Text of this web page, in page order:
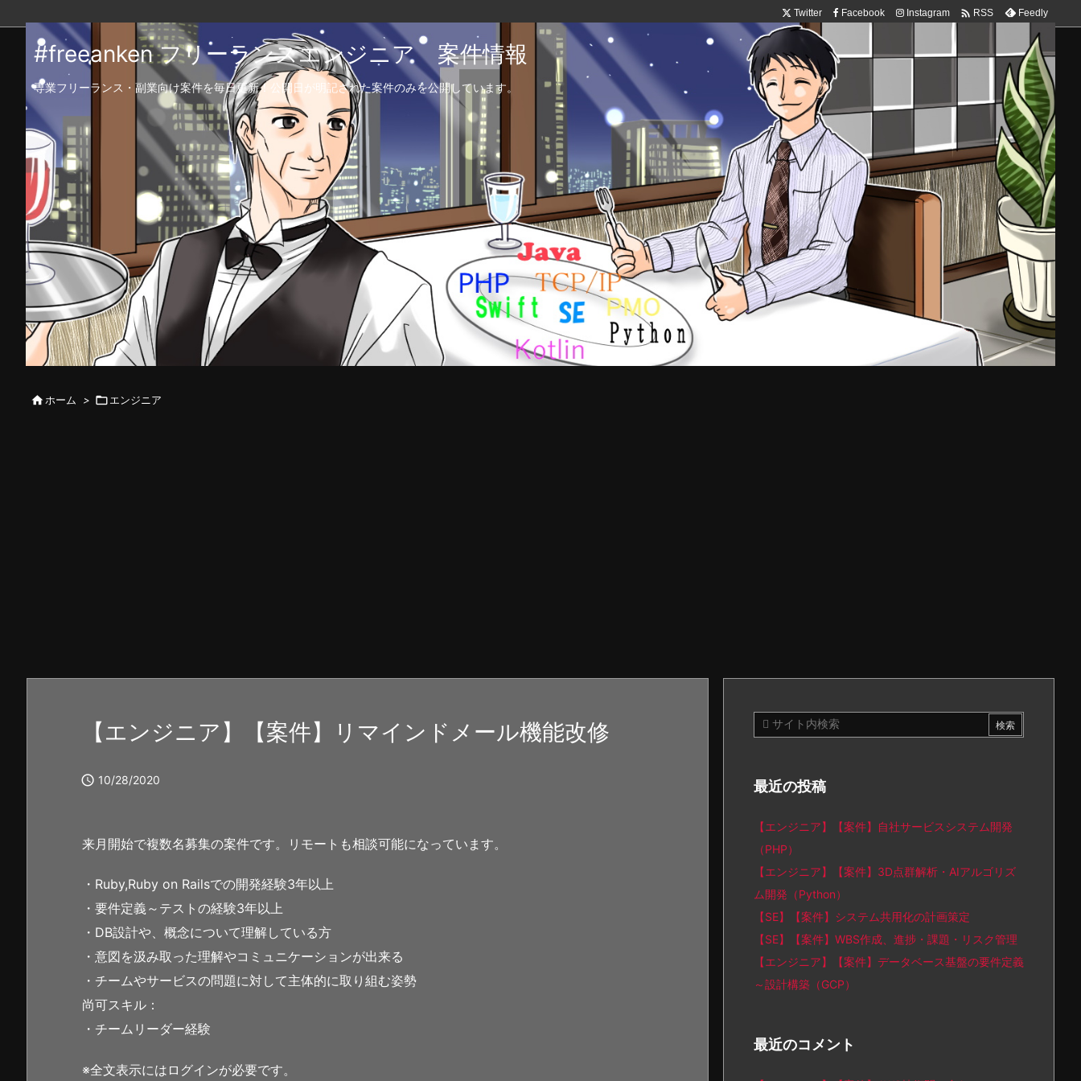
Twitter Facebook Instagram  RSS Feedly
#freeanken フリーランスエンジニア 案件情報
専業フリーランス・副業向け案件を毎日更新！公開日が明記された案件のみを公開しています。
 ホーム > エンジニア
【エンジニア】【案件】リマインドメール機能改修
 10/28/2020
来月開始で複数名募集の案件です。リモートも相談可能になっています。
・Ruby,Ruby on Railsでの開発経験3年以上
・要件定義～テストの経験3年以上
・DB設計や、概念について理解している方
・意図を汲み取った理解やコミュニケーションが出来る
・チームやサービスの問題に対して主体的に取り組む姿勢
尚可スキル：
・チームリーダー経験
※全文表示にはログインが必要です。
最近の投稿
【エンジニア】【案件】自社サービスシステム開発
（PHP）
【エンジニア】【案件】3D点群解析・AIアルゴリズ
ム開発（Python）
【SE】【案件】システム共用化の計画策定
【SE】【案件】WBS作成、進捗・課題・リスク管理
【エンジニア】【案件】データベース基盤の要件定義
～設計構築（GCP）
最近のコメント